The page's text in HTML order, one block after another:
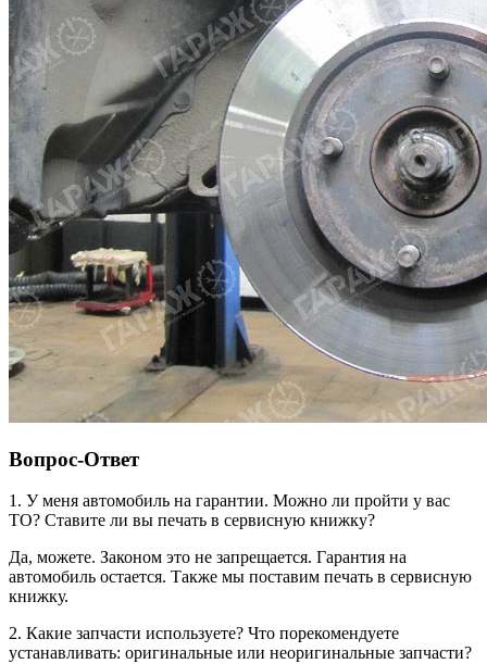
Вопрос-Ответ
1. У меня автомобиль на гарантии. Можно ли пройти у вас
ТО? Ставите ли вы печать в сервисную книжку?
Да, можете. Законом это не запрещается. Гарантия на
автомобиль остается. Также мы поставим печать в сервисную
книжку.
2. Какие запчасти используете? Что порекомендуете
устанавливать: оригинальные или неоригинальные запчасти?